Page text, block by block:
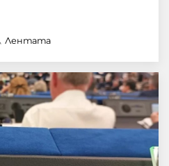
Лентата